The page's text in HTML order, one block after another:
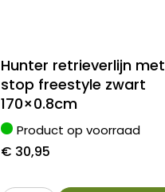
Hunter retrieverlijn met
stop freestyle zwart
170×0.8cm
Product op voorraad
€ 30,95